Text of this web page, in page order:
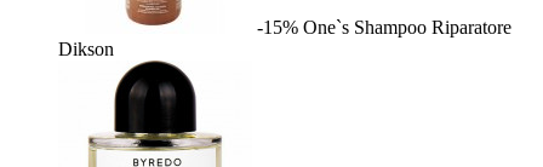
-15% One`s Shampoo Riparatore
Dikson